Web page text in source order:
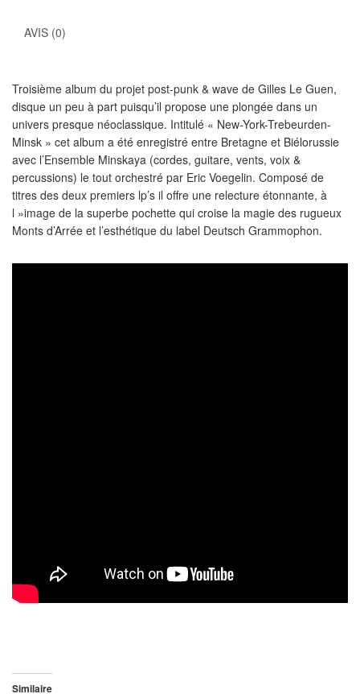
AVIS (0)
Troisième album du projet post-punk & wave de Gilles Le Guen,
disque un peu à part puisqu’il propose une plongée dans un
univers presque néoclassique. Intitulé « New-York-Trebeurden-
Minsk » cet album a été enregistré entre Bretagne et Biélorussie
avec l’Ensemble Minskaya (cordes, guitare, vents, voix &
percussions) le tout orchestré par Eric Voegelin. Composé de
titres des deux premiers lp’s il offre une relecture étonnante, à
l »image de la superbe pochette qui croise la magie des rugueux
Monts d’Arrée et l’esthétique du label Deutsch Grammophon.
Similaire